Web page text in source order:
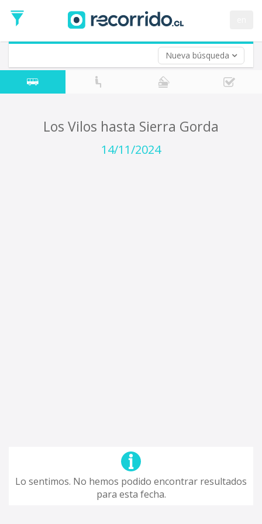
Nueva búsqueda
de
Ida
Vuelta (opcional)
Fecha
de
Los Vilos hasta Sierra Gorda
14/11/2024
Lo sentimos. No hemos podido encontrar resultados
para esta fecha.